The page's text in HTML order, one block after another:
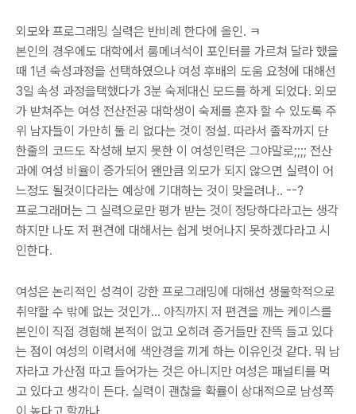
외모와 프로그래밍 실력은 반비례 한다에 올인. ㅋ
본인의 경우에도 대학에서 룸메녀석이 포인터를 가르쳐 달라 했을
때 1년 숙성과정을 선택하였으나 여성 후배의 도움 요청에 대해선
3일 속성 과정을택했다가 3분 숙제대신 모드를 하게 되었다. 외모
가 받쳐주는 여성 전산전공 대학생이 숙제를 혼자 할 수 있도록 주
위 남자들이 가만히 둘 리 없다는 것이 정설. 따라서 졸작까지 단
한줄의 코드도 작성해 보지 못한 이 여성인력은 그야말로;;;; 전산
과에 여성 비율이 증가되어 왠만큼 외모가 되지 않으면 실력이 어
느정도 될것이다라는 예상에 기대하는 것이 맞을려나.. --?
프로그래머는 그 실력으로만 평가 받는 것이 정당하다라고는 생각
하지만 나도 저 편견에 대해서는 쉽게 벗어나지 못하겠다라고 시
인한다.
여성은 논리적인 성격이 강한 프로그래밍에 대해선 생물학적으로
취약할 수 밖에 없는 것인가... 아직까지 저 편견을 깨는 케이스를
본인이 직접 경험해 본적이 없고 오히려 증거들만 잔뜩 들고 있다
는 점이 여성의 이력서에 색안경을 끼게 하는 이유인것 같다. 뭐 남
자라고 가산점 따고 들어가는 것은 아니지만 여성은 패널티를 먹
고 있다고 생각이 든다. 실력이 괜찮을 확률이 상대적으로 남성쪽